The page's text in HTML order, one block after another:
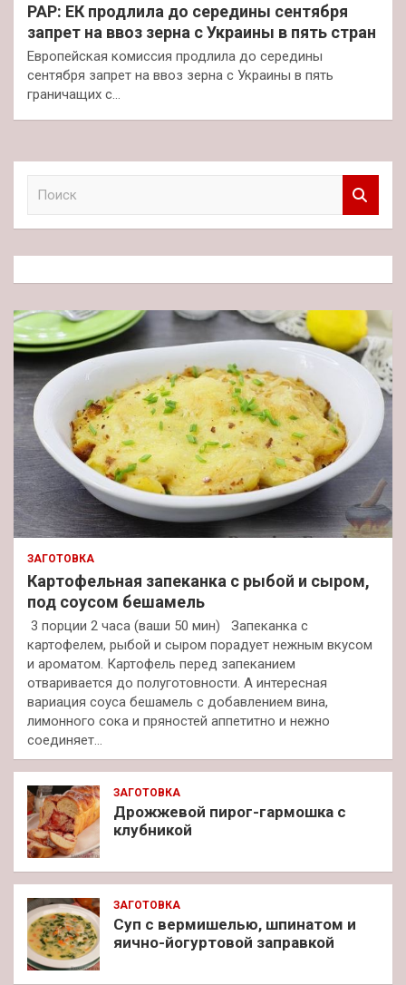
PAP: ЕК продлила до середины сентября
запрет на ввоз зерна с Украины в пять стран
Европейская комиссия продлила до середины
сентября запрет на ввоз зерна с Украины в пять
граничащих с…
к
ЗАГОТОВКА
Картофельная запеканка с рыбой и сыром,
под соусом бешамель
3 порции 2 часа (ваши 50 мин) Запеканка с
картофелем, рыбой и сыром порадует нежным вкусом
и ароматом. Картофель перед запеканием
отваривается до полуготовности. А интересная
вариация соуса бешамель с добавлением вина,
лимонного сока и пряностей аппетитно и нежно
соединяет…
ЗАГОТОВКА
Дрожжевой пирог-гармошка с
клубникой
ЗАГОТОВКА
Суп с вермишелью, шпинатом и
яично-йогуртовой заправкой